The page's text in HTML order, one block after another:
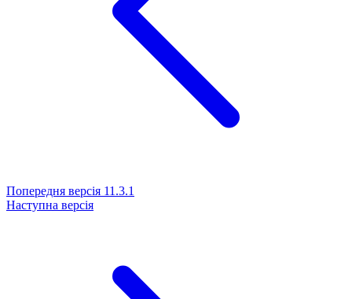
Попередня версія 11.3.1
Наступна версія